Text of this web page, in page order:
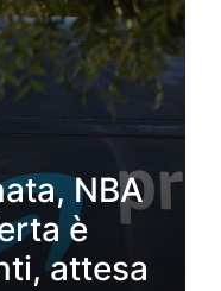
NBA
è
attesa